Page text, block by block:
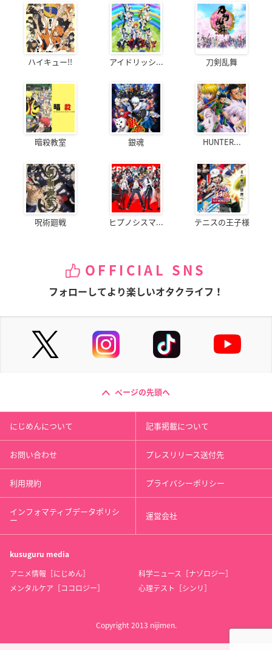
ハイキュー!! アイドリッシ... 刀剣乱舞
暗殺教室 銀魂 HUNTER...
呪術廻戦 ヒプノシスマ... テニスの王子様
OFFICIAL SNS
フォローしてより楽しいオタクライフ！
ページの先頭へ
にじめんについて 記事掲載について
お問い合わせ プレスリリース送付先
利用規約 プライバシーポリシー
インフォマティブデータポリシ
ー 運営会社
kusuguru media
アニメ情報［にじめん］
科学ニュース［ナゾロジー］
メンタルケア［ココロジー］
心理テスト［シンリ］
Copyright 2013 nijimen.